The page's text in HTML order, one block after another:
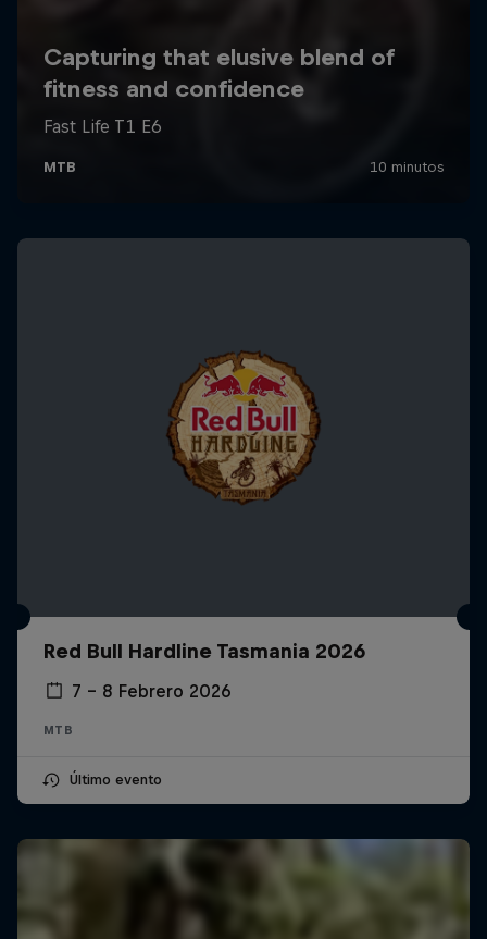
Red Bull Hardline Tasmania 2026
7 – 8 Febrero 2026
MTB
Último evento